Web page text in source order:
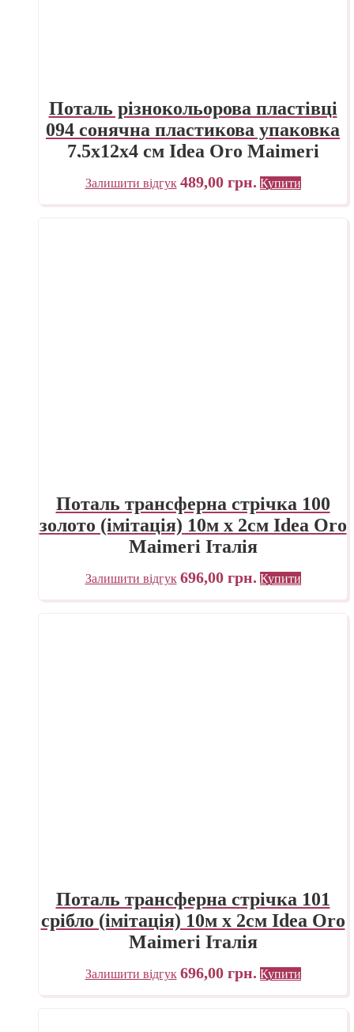
Поталь різнокольорова пластівці
094 сонячна пластикова упаковка
7,5х12х4 см Idea Oro Maimeri
Італія
Залишити відгук 489,00 грн. Купити
Поталь трансферна стрічка 100
золото (імітація) 10м х 2см Idea Oro
Maimeri Італія
Залишити відгук 696,00 грн. Купити
Поталь трансферна стрічка 101
срібло (імітація) 10м х 2см Idea Oro
Maimeri Італія
Залишити відгук 696,00 грн. Купити